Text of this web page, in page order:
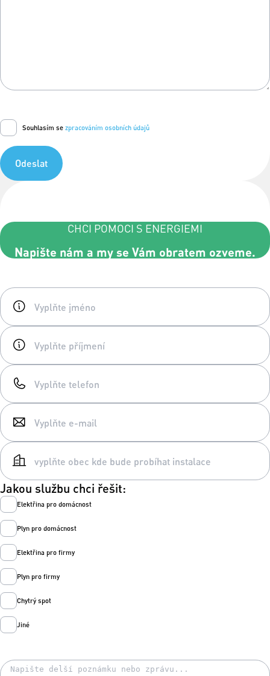
Souhlasím se zpracováním osobních údajů
Odeslat
CHCI POMOCI S ENERGIEMI
Napište nám a my se Vám obratem ozveme.
Jakou službu chci řešit:
Elektřina pro domácnost
Plyn pro domácnost
Elektřina pro firmy
Plyn pro firmy
Chytrý spot
Jiné